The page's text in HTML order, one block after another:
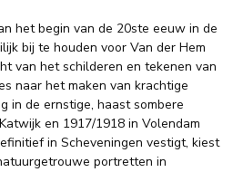
het begin van de 20ste eeuw in de
bij te houden voor Van der Hem
van het schilderen en tekenen van
naar het maken van krachtige
in de ernstige, haast sombere
en 1917/1918 in Volendam
in Scheveningen vestigt, kiest
portretten in